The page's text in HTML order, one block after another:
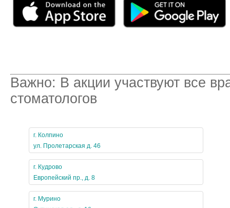
Важно: В акции участвуют все
стоматологов
г. Колпино
ул. Пролетарская д. 46
г. Кудрово
Европейский пр., д. 8
г. Мурино